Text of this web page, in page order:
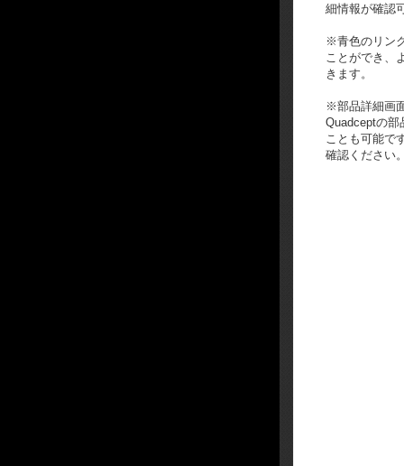
細情報が確認
※青色のリン
ことができ、
きます。
※部品詳細画
Quadceptの部
ことも可能で
確認ください